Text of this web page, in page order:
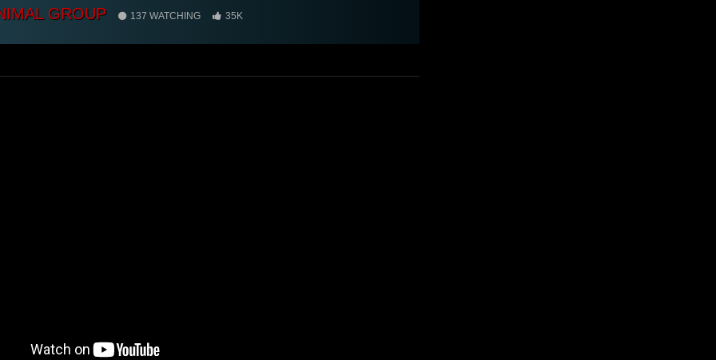
GROUP 137 WATCHING 35K